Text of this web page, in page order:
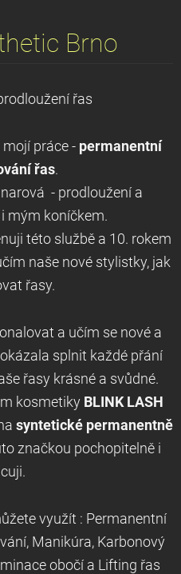
Brno
řas
práce - permanentní
řas.
- prodloužení a
mým koníčkem.
této službě a 10. rokem
naše nové stylistky, jak
řasy.
a učím se nové a
splnit každé přání
řasy krásné a svůdné.
kosmetiky BLINK LASH
syntetické permanentně
značkou pochopitelně i
využít : Permanentní
Manikúra, Karbonový
obočí a Lifting řas